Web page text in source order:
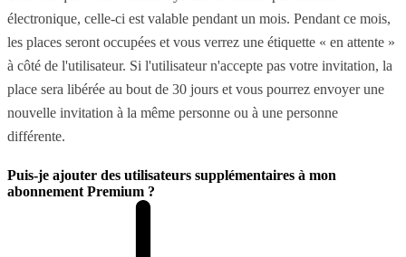
électronique, celle-ci est valable pendant un mois. Pendant ce mois,
les places seront occupées et vous verrez une étiquette « en attente »
à côté de l'utilisateur. Si l'utilisateur n'accepte pas votre invitation, la
place sera libérée au bout de 30 jours et vous pourrez envoyer une
nouvelle invitation à la même personne ou à une personne
différente.
Puis-je ajouter des utilisateurs supplémentaires à mon
abonnement Premium ?